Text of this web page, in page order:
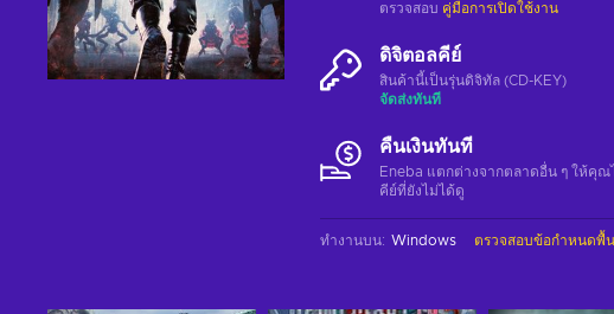
ตรวจสอบ คู่มือการเปิดใช้งาน
ดิจิตอลคีย์
สินค้านี้เป็นรุ่นดิจิทัล (CD-KEY)
จัดส่งทันที
คืนเงินทันที
Eneba แตกต่างจากตลาดอื่น ๆ ให้คุ
คีย์ที่ยังไม่ได้ดู
ทำงานบน: Windows ตรวจสอบข้อกำหนดพื้